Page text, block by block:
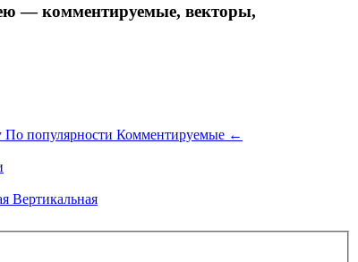
— комментируемые, векторы,
По популярности Комментируемые ←
Вертикальная